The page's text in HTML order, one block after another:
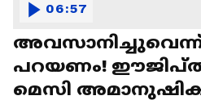
പറയണം!
മെസി
06:57